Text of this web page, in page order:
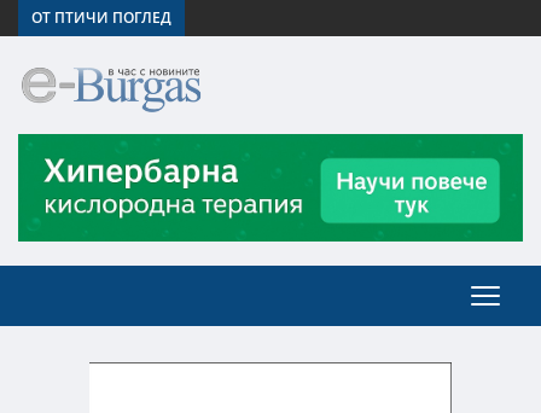
ОТ ПТИЧИ ПОГЛЕД